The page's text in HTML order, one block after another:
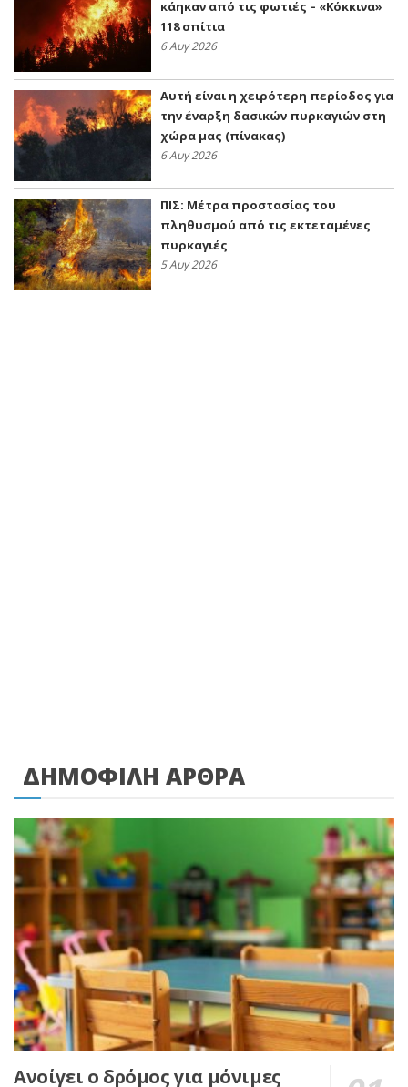
κάηκαν από τις φωτιές – «Κόκκινα»
118 σπίτια
6 Αυγ 2026
Αυτή είναι η χειρότερη περίοδος για
την έναρξη δασικών πυρκαγιών στη
χώρα μας (πίνακας)
6 Αυγ 2026
ΠΙΣ: Μέτρα προστασίας του
πληθυσμού από τις εκτεταμένες
πυρκαγιές
5 Αυγ 2026
ΔΗΜΟΦΙΛΗ ΑΡΘΡΑ
Ανοίγει ο δρόμος για μόνιμες